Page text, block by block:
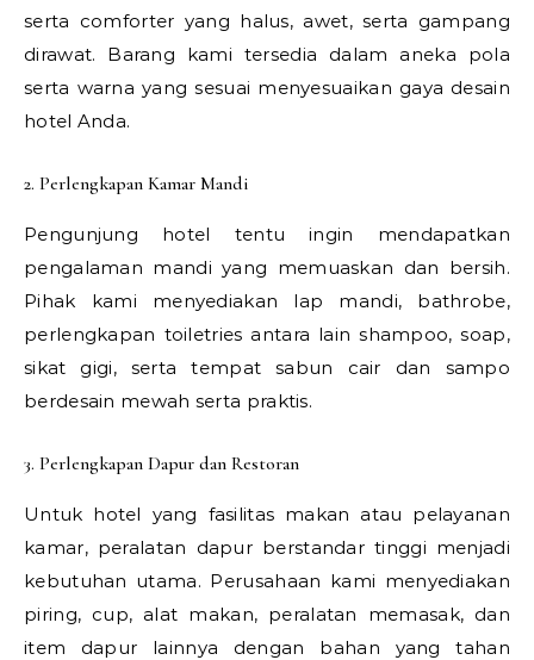
serta comforter yang halus, awet, serta gampang
dirawat. Barang kami tersedia dalam aneka pola
serta warna yang sesuai menyesuaikan gaya desain
hotel Anda.
2. Perlengkapan Kamar Mandi
Pengunjung hotel tentu ingin mendapatkan
pengalaman mandi yang memuaskan dan bersih.
Pihak kami menyediakan lap mandi, bathrobe,
perlengkapan toiletries antara lain shampoo, soap,
sikat gigi, serta tempat sabun cair dan sampo
berdesain mewah serta praktis.
3. Perlengkapan Dapur dan Restoran
Untuk hotel yang fasilitas makan atau pelayanan
kamar, peralatan dapur berstandar tinggi menjadi
kebutuhan utama. Perusahaan kami menyediakan
piring, cup, alat makan, peralatan memasak, dan
item dapur lainnya dengan bahan yang tahan